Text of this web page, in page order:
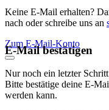
Keine E-Mail erhalten?
nach oder schreibe uns an
Zum E-Mail-Konto
E-Mail bestätigen
Nur noch ein letzter
Bitte bestätige deine E-
werden kann.